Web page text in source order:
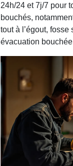
24h/24 et 7j/7 pour
bouchés,
tout à l’égout,
évacuation